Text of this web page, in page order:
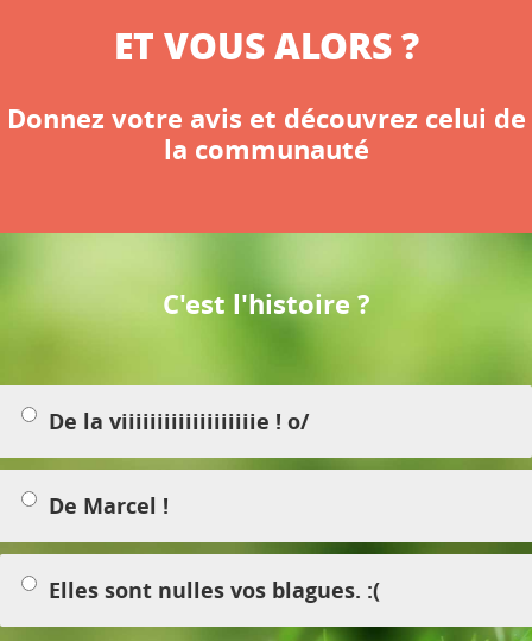
ET VOUS ALORS ?
Donnez votre avis et découvrez celui de
la communauté
C'est l'histoire ?
De la viiiiiiiiiiiiiiiiiiie ! o/
De Marcel !
Elles sont nulles vos blagues. :(